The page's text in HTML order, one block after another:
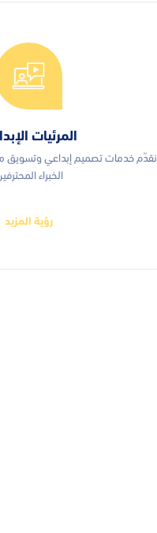
المرئيات
نقدّم خدمات تصميم إبداعي وتسويق
الخبراء
رؤية المزيد